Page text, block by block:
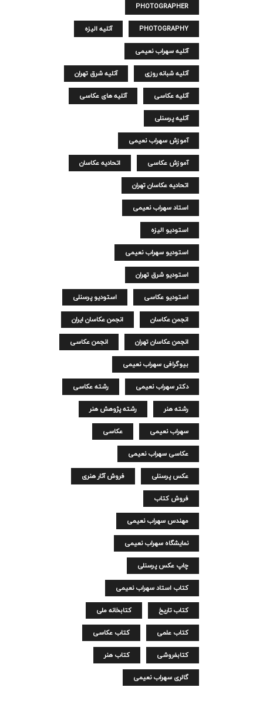
PHOTOGRAPHER
PHOTOGRAPHY
آتلیه الیزه
آتلیه سهراب نعیمی
آتلیه شبانه روزی
آتلیه شرق تهران
آتلیه عکاسی
آتلیه های عکاسی
آتلیه پرسنلی
آموزش سهراب نعیمی
آموزش عکاسی
اتحادیه عکاسان
اتحادیه عکاسان تهران
استاد سهراب نعیمی
استودیو الیزه
استودیو سهراب نعیمی
استودیو شرق تهران
استودیو عکاسی
استودیو پرسنلی
انجمن عکاسان
انجمن عکاسان ایران
انجمن عکاسان تهران
انجمن عکاسی
بیوگرافی سهراب نعیمی
دکتر سهراب نعیمی
رشته عکاسی
رشته هنر
رشته پژوهش هنر
سهراب نعیمی
عکاسی
عکاسی سهراب نعیمی
عکس پرسنلی
فروش آثار هنری
فروش کتاب
مهندس سهراب نعیمی
نمایشگاه سهراب نعیمی
چاپ عکس پرسنلی
کتاب استاد سهراب نعیمی
کتاب تاریخ
کتابخانه ملی
کتاب علمی
کتاب عکاسی
کتابفروشی
کتاب هنر
گالری سهراب نعیمی